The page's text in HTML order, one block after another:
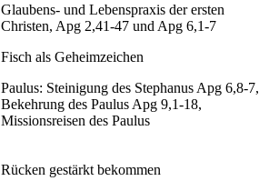
Glaubens- und Lebenspraxis der ersten
Christen, Apg 2,41-47 und Apg 6,1-7
Fisch als Geheimzeichen
Paulus: Steinigung des Stephanus Apg 6,8-7,
Bekehrung des Paulus Apg 9,1-18,
Missionsreisen des Paulus
Rücken gestärkt bekommen